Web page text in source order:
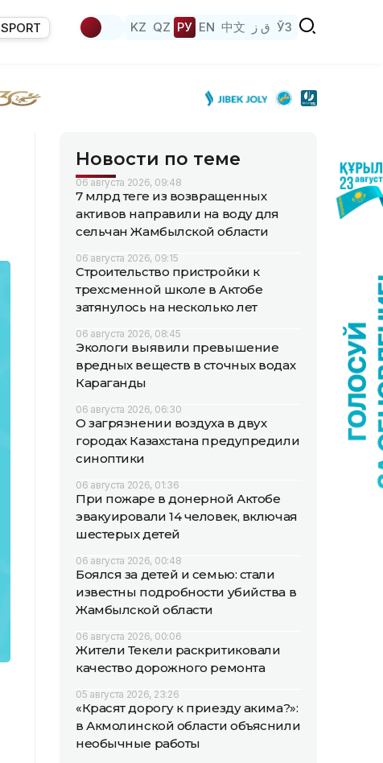
SPORT KZ QZ РУ EN 中文 ق ز ЎЗ
Новости по теме
06 августа 2026, 09:48
7 млрд теңге из возвращенных
активов направили на воду для
сельчан Жамбылской области
06 августа 2026, 09:15
Строительство пристройки к
трехсменной школе в Актобе
затянулось на несколько лет
06 августа 2026, 08:45
Экологи выявили превышение
вредных веществ в сточных водах
Караганды
06 августа 2026, 06:30
О загрязнении воздуха в двух
городах Казахстана предупредили
синоптики
06 августа 2026, 01:36
При пожаре в донерной Актобе
эвакуировали 14 человек, включая
шестерых детей
06 августа 2026, 00:48
Боялся за детей и семью: стали
известны подробности убийства в
Жамбылской области
06 августа 2026, 00:06
Жители Текели раскритиковали
качество дорожного ремонта
05 августа 2026, 23:26
«Красят дорогу к приезду акима?»:
в Акмолинской области объяснили
необычные работы